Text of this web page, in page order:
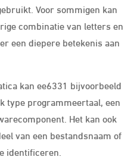
Voor sommigen kan
combinatie van letters en
een diepere betekenis aan
kan ee6331 bijvoorbeeld
type programmeertaal, een
Het kan ook
van een bestandsnaam of
identificeren.